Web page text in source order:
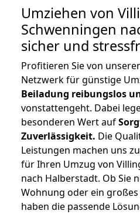
Umziehen von
Schwenningen
sicher und
Profitieren Sie von
Netzwerk für günstige
Beiladung reibungslos
vonstattengeht. Dabei
besonderen Wert auf
Zuverlässigkeit. Die
Leistungen machen uns
für Ihren Umzug von
nach Halberstadt. Ob Sie
Wohnung oder ein
haben die passende